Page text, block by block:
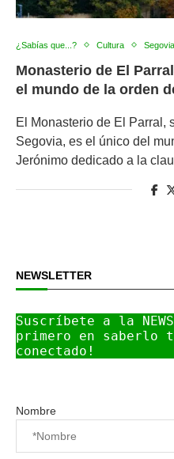
¿Sabías que...? Cultura Segovia
Monasterio de El
el mundo de la orden
El Monasterio de El Parral,
Segovia, es el único del
Jerónimo dedicado a la
NEWSLETTER
Suscríbete a la
primero en saberlo
conectado!
Nombre